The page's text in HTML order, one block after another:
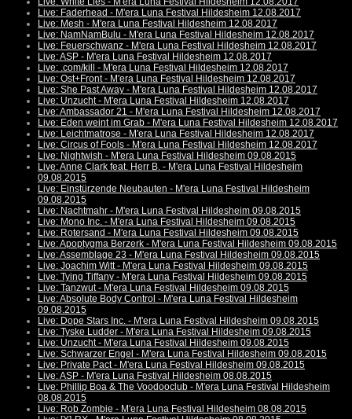
Live: Faderhead - M'era Luna Festival Hildesheim 12.08.2017
Live: Mesh - M'era Luna Festival Hildesheim 12.08.2017
Live: NamNamBulu - M'era Luna Festival Hildesheim 12.08.2017
Live: Feuerschwanz - M'era Luna Festival Hildesheim 12.08.2017
Live: ASP - M'era Luna Festival Hildesheim 12.08.2017
Live: .com/kill - M'era Luna Festival Hildesheim 12.08.2017
Live: Ost+Front - M'era Luna Festival Hildesheim 12.08.2017
Live: She Past Away - M'era Luna Festival Hildesheim 12.08.2017
Live: Unzucht - M'era Luna Festival Hildesheim 12.08.2017
Live: Ambassador 21 - M'era Luna Festival Hildesheim 12.08.2017
Live: Eden weint im Grab - M'era Luna Festival Hildesheim 12.08.2017
Live: Leichtmatrose - M'era Luna Festival Hildesheim 12.08.2017
Live: Circus of Fools - M'era Luna Festival Hildesheim 12.08.2017
Live: Nightwish - M'era Luna Festival Hildesheim 09.08.2015
Live: Anne Clark feat. Herr B. - M'era Luna Festival Hildesheim
09.08.2015
Live: Einstürzende Neubauten - M'era Luna Festival Hildesheim
09.08.2015
Live: Nachtmahr - M'era Luna Festival Hildesheim 09.08.2015
Live: Mono Inc. - M'era Luna Festival Hildesheim 09.08.2015
Live: Rotersand - M'era Luna Festival Hildesheim 09.08.2015
Live: Apoptygma Berzerk - M'era Luna Festival Hildesheim 09.08.2015
Live: Assemblage 23 - M'era Luna Festival Hildesheim 09.08.2015
Live: Joachim Witt - M'era Luna Festival Hildesheim 09.08.2015
Live: Tying Tiffany - M'era Luna Festival Hildesheim 09.08.2015
Live: Tanzwut - M'era Luna Festival Hildesheim 09.08.2015
Live: Absolute Body Control - M'era Luna Festival Hildesheim
09.08.2015
Live: Dope Stars Inc. - M'era Luna Festival Hildesheim 09.08.2015
Live: Tyske Ludder - M'era Luna Festival Hildesheim 09.08.2015
Live: Unzucht - M'era Luna Festival Hildesheim 09.08.2015
Live: Schwarzer Engel - M'era Luna Festival Hildesheim 09.08.2015
Live: Private Pact - M'era Luna Festival Hildesheim 09.08.2015
Live: ASP - M'era Luna Festival Hildesheim 08.08.2015
Live: Phillip Boa & The Voodooclub - M'era Luna Festival Hildesheim
08.08.2015
Live: Rob Zombie - M'era Luna Festival Hildesheim 08.08.2015